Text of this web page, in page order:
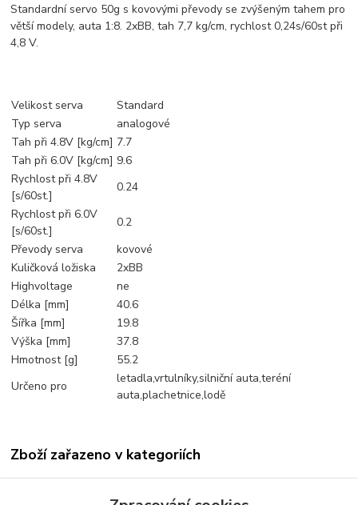
Standardní servo 50g s kovovými převody se zvýšeným tahem pro
větší modely, auta 1:8. 2xBB, tah 7,7 kg/cm, rychlost 0,24s/60st při
4,8 V.
Velikost serva
Standard
Typ serva
analogové
Tah při 4.8V [kg/cm] 7.7
Tah při 6.0V [kg/cm] 9.6
Rychlost při 4.8V
[s/60st.]
0.24
Rychlost při 6.0V
[s/60st.]
0.2
Převody serva
kovové
Kuličková ložiska
2xBB
Highvoltage
ne
Délka [mm]
40.6
Šířka [mm]
19.8
Výška [mm]
37.8
Hmotnost [g]
55.2
Určeno pro
letadla,vrtulníky,silniční auta,teréní
auta,plachetnice,lodě
Zboží zařazeno v kategoriích
Serva